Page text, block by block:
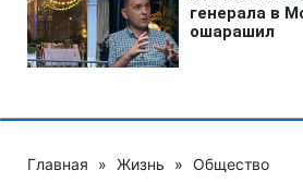
Главная » Жизнь » Общество